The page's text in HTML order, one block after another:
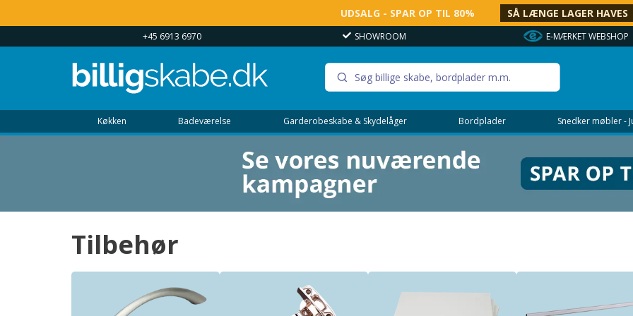
UDSALG - SPAR OP TIL 80% SÅ LÆNGE LAGER HAVES
+45 6913 6970 SHOWROOM E-MÆRKET WEBSHOP
Køkken Badeværelse Garderobeskabe & Skydelåger Bordplader Snedker møbler -
Tilbehør